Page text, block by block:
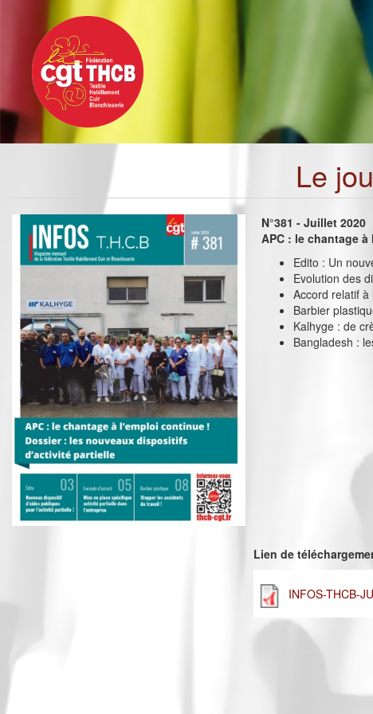
contenu
principal
Le
N°381 - Juillet 2020
APC : le chantage
Edito : Un
Evolution des
Accord relatif à
Barbier
Kalhyge : de
Bangladesh :
Lien de
INFOS-THCB-